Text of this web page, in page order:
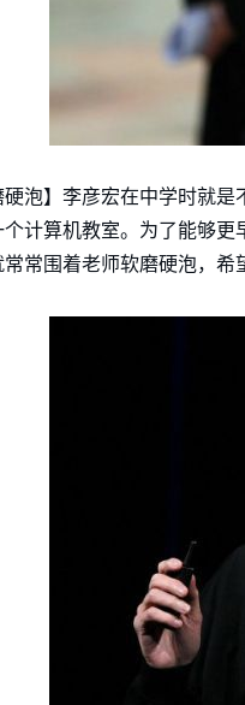
硬泡】李彦宏在中学时就
计算机教室。为了能够
常围着老师软磨硬泡，希